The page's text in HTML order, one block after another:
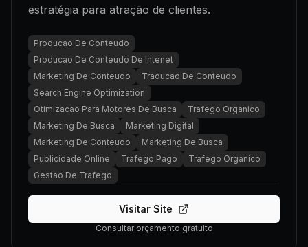
estratégia para atração de clientes.
Producao De Conteudo
Producao De Conteudo De Intenet
Marketing De Conteudo
Traducao De Conteudo
Search Engine Optimization
Otimizacao Para Motores De Busca
Trafego Organico
Marketing De Busca
Marketing Digital
Marketing De Conteudo
Marketing De Busca
Publicidade Online
Trafego Pago
Trafego Organico
Gestao De Trafego
Visitar Site
Consultar orçamento gratuito